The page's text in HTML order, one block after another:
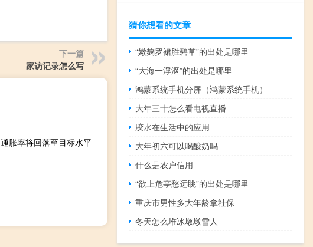
下一篇
家访记录怎么写
胀率将回落至目标水平
猜你想看的文章
“嫩麹罗裙胜碧草”的出处是哪里
“大海一浮沤”的出处是哪里
鸿蒙系统手机分屏（鸿蒙系统手机）
大年三十怎么看电视直播
胶水在生活中的应用
大年初六可以喝酸奶吗
什么是农户信用
“欲上危亭愁远眺”的出处是哪里
重庆市男性多大年龄拿社保
冬天怎么堆冰墩墩雪人